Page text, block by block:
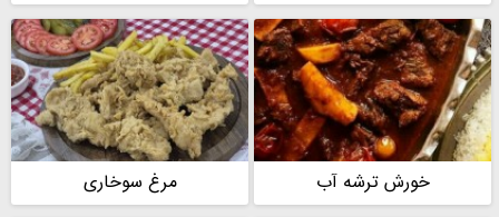
خورش ترشه آب مرغ سوخاری